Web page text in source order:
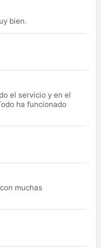
bien.
el servicio y en el
ha funcionado
muchas